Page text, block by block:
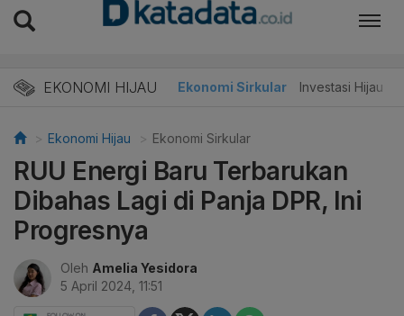
EKONOMI HIJAU
Energi Baru Ekonomi Sirkular Investasi Hijau
Ekonomi Hijau Ekonomi Sirkular
RUU Energi Baru Terbarukan
Dibahas Lagi di Panja DPR, Ini
Progresnya
Oleh Amelia Yesidora
5 April 2024, 11:51